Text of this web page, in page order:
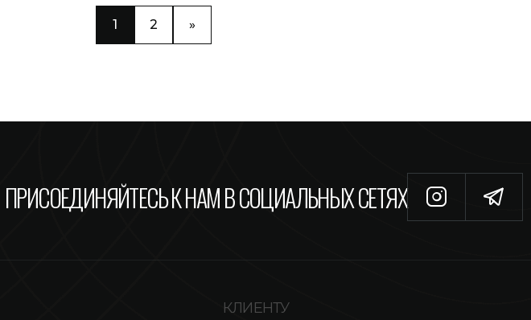
1 2 »
ПРИСОЕДИНЯЙТЕСЬ К НАМ В СОЦИАЛЬНЫХ СЕТЯХ
КЛИЕНТУ